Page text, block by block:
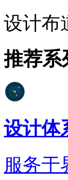
设计布
推荐系
设计体
服务于